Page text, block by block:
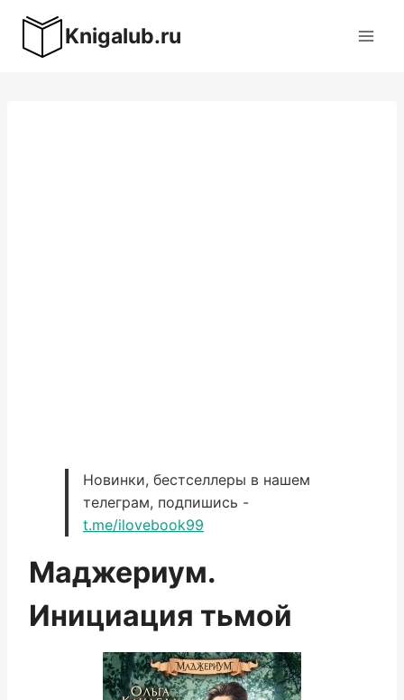
содержимому
Knigalub.ru
Новинки, бестселлеры в нашем
телеграм, подпишись -
t.me/ilovebook99
Маджериум.
Инициация тьмой